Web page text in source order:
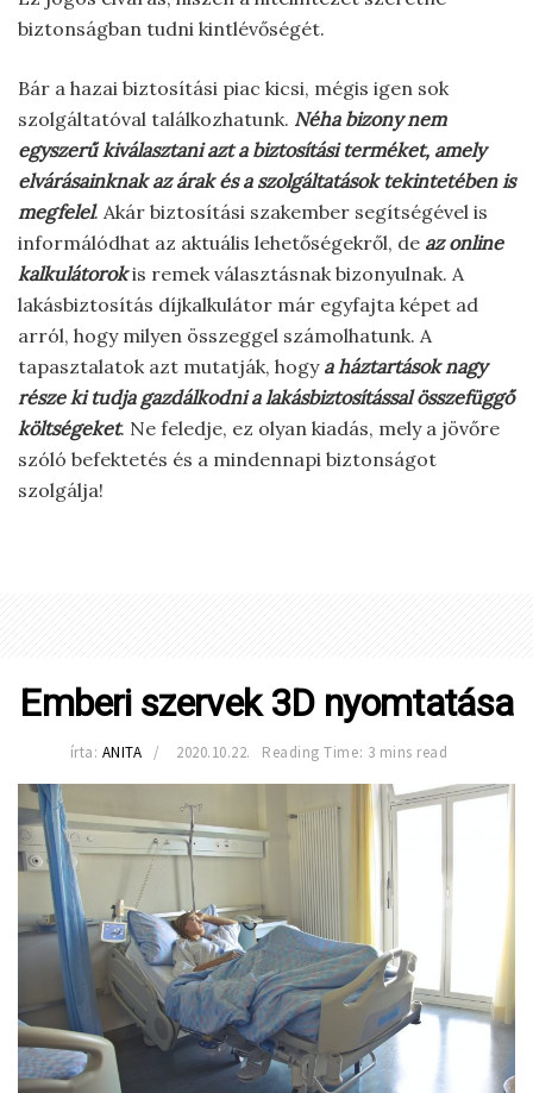
biztonságban tudni kintlévőségét.
Bár a hazai biztosítási piac kicsi, mégis igen sok
szolgáltatóval találkozhatunk. Néha bizony nem
egyszerű kiválasztani azt a biztosítási terméket, amely
elvárásainknak az árak és a szolgáltatások tekintetében is
megfelel. Akár biztosítási szakember segítségével is
informálódhat az aktuális lehetőségekről, de az online
kalkulátorokis remek választásnak bizonyulnak. A
lakásbiztosítás díjkalkulátor már egyfajta képet ad
arról, hogy milyen összeggel számolhatunk. A
tapasztalatok azt mutatják, hogy a háztartások nagy
része ki tudja gazdálkodni a lakásbiztosítással összefüggő
költségeket. Ne feledje, ez olyan kiadás, mely a jövőre
szóló befektetés és a mindennapi biztonságot
szolgálja!
Emberi szervek 3D nyomtatása
írta: ANITA 2020.10.22. Reading Time: 3 mins read